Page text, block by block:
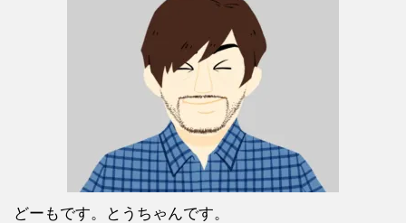
どーもです。とうちゃんです。